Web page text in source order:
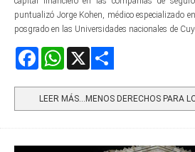
puntualizó Jorge Kohen, médico especializado
posgrado en las Universidades nacionales de
FacebookWhatsApp
LEER MÁS…MENOS DERECHOS PARA